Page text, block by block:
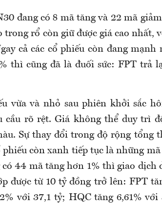
đang có 8 mã tăng và 22 mã
trong rổ còn giữ được giá cao nhất,
cả các cổ phiếu còn đang
thì cũng đã là đuối sức: FPT trả
vừa và nhỏ sau phiên khởi sắc
cầu rõ rệt. Giá không thể duy trì
Sự thay đổi trong độ rộng tổng
phiếu còn xanh tiếp tục là những
44 mã tăng hơn 1% thì giao dịch
được từ 10 tỷ đồng trở lên: FPT
với 37,1 tỷ; HQC tăng 6,61%